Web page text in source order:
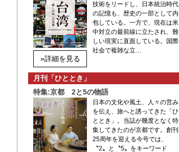
»詳細を見る
技術をリードし、日本統治時代
の記憶も、歴史の一部として内
包している。一方で、現在は米
中対立の最前線に立たされ、難
しい現実に直面している。国際
社会で複雑な立…
月刊「ひととき」
特集:京都 2と5の物語
日本の文化や風土、人々の営み
を伝え、旅へと誘ってきた「ひ
ととき」。当誌が幾度となく特
集してきたのが京都です。創刊
25周年を迎える今号では、
〝2〟と〝5〟をキーワード